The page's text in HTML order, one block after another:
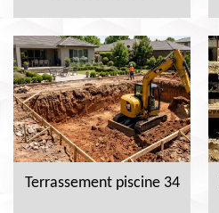
Terrassement piscine 34